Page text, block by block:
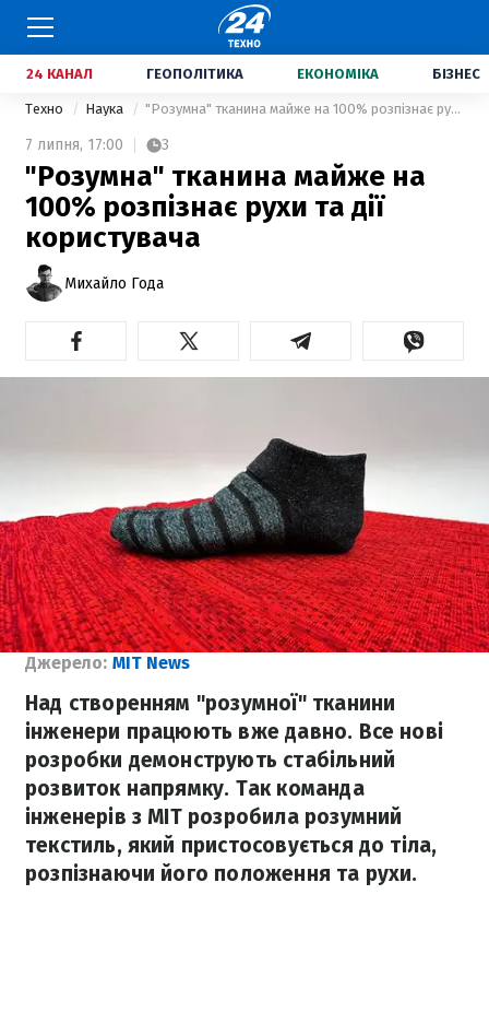
24 КАНАЛ ГЕОПОЛІТИКА ЕКОНОМІКА БІЗНЕС
Техно Наука "Розумна" тканина майже на 100% розпізнає рухи та дії користувача
7 липня, 17:00 3
"Розумна" тканина майже на
100% розпізнає рухи та дії
користувача
Михайло Года
Джерело: MIT News
Над створенням "розумної" тканини
інженери працюють вже давно. Все нові
розробки демонструють стабільний
розвиток напрямку. Так команда
інженерів з МІТ розробила розумний
текстиль, який пристосовується до тіла,
розпізнаючи його положення та рухи.